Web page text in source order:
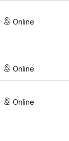
Online
Online
Online